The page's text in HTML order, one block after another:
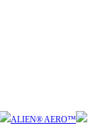
ALIEN® AERO™